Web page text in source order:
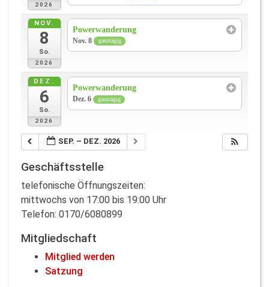
2026
NOV.
8
So.
2026
Powerwanderung
Nov. 8 ganztägig
DEZ.
6
So.
2026
Powerwanderung
Dez. 6 ganztägig
SEP. – DEZ. 2026
Geschäftsstelle
telefonische Öffnungszeiten:
mittwochs von 17:00 bis 19:00 Uhr
Telefon: 0170/6080899
Mitgliedschaft
Mitglied werden
Satzung